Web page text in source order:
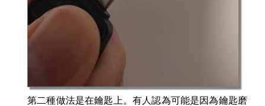
第二種做法是在鑰匙上。有人認為可能是因為鑰匙磨